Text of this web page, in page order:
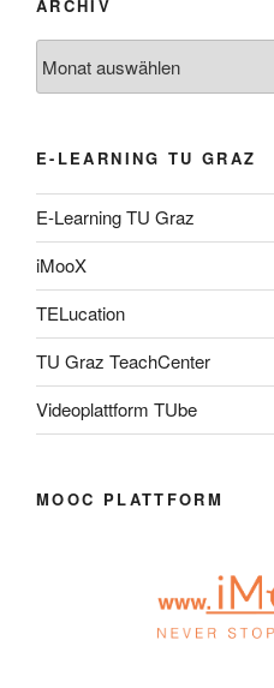
ARCHIV
E-LEARNING TU GRAZ
E-Learning TU Graz
iMooX
TELucation
TU Graz TeachCenter
Videoplattform TUbe
MOOC PLATTFORM